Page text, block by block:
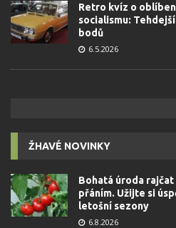
Retro kvíz o
socialismu:
bodů
6.5.2026
ŽHAVÉ NOVINKY
Bohatá úroda
přáním. Užijte si
letošní sezony
6.8.2026